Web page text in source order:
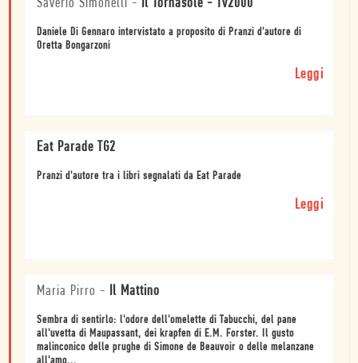
Saverio Simonelli - Il Tornasole - Tv2000
Daniele Di Gennaro intervistato a proposito di Pranzi d'autore di
Oretta Bongarzoni
Leggi
Eat Parade TG2
Pranzi d'autore tra i libri segnalati da Eat Parade
Leggi
Maria Pirro - Il Mattino
Sembra di sentirlo: l'odore dell'omelette di Tabucchi, del pane
all'uvetta di Maupassant, dei krapfen di E.M. Forster. Il gusto
malinconico delle prughe di Simone de Beauvoir o delle melanzane